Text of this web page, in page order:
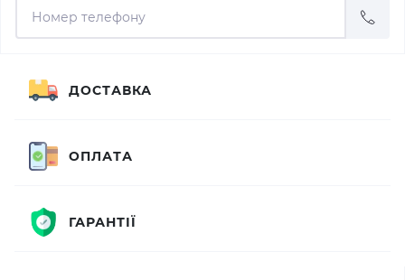
ДОСТАВКА
ОПЛАТА
ГАРАНТІЇ